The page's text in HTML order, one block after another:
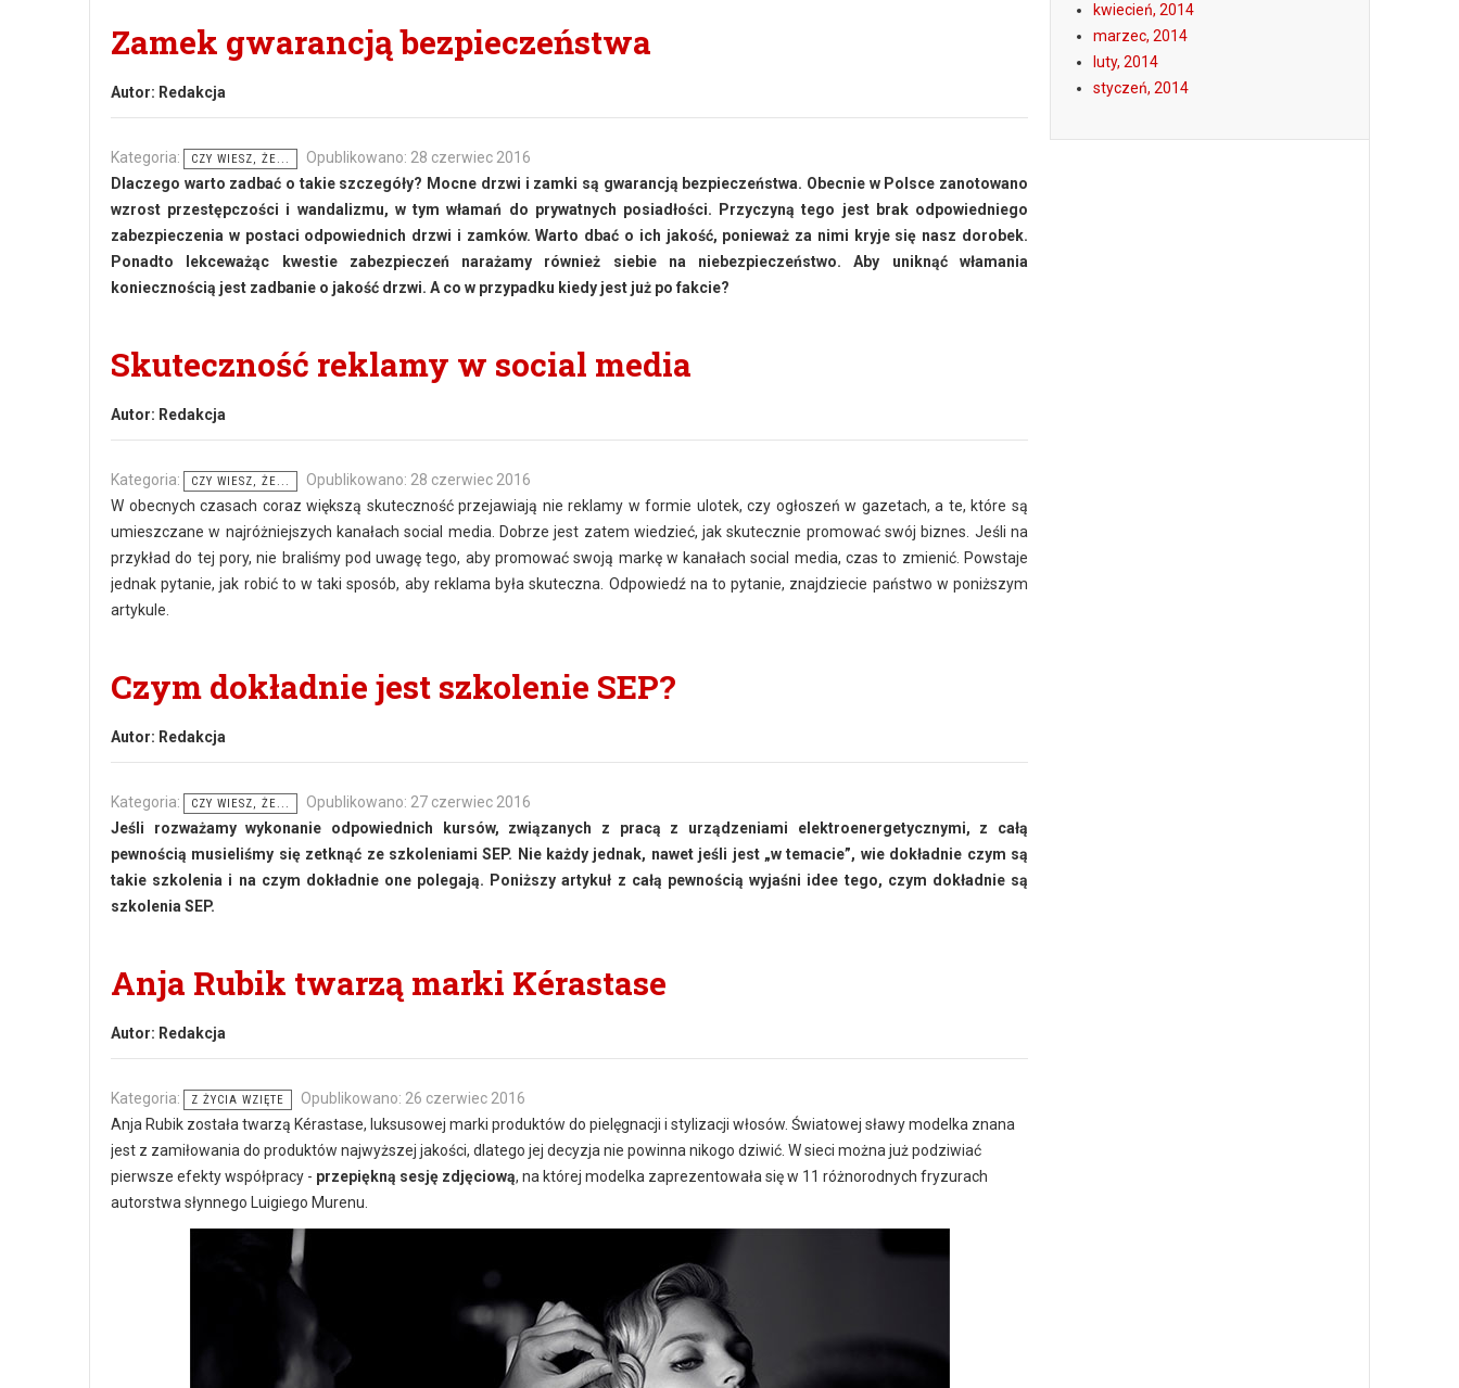
Zamek gwarancją bezpieczeństwa
Autor: Redakcja
Kategoria: CZY WIESZ, ŻE...
Opublikowano: 28 czerwiec 2016
Dlaczego warto zadbać o takie szczegóły? Mocne drzwi i zamki są gwarancją bezpieczeństwa. Obecnie w Polsce zanotowano
wzrost przestępczości i wandalizmu, w tym włamań do prywatnych posiadłości. Przyczyną tego jest brak odpowiedniego
zabezpieczenia w postaci odpowiednich drzwi i zamków. Warto dbać o ich jakość, ponieważ za nimi kryje się nasz dorobek.
Ponadto lekceważąc kwestie zabezpieczeń narażamy również siebie na niebezpieczeństwo. Aby uniknąć włamania
koniecznością jest zadbanie o jakość drzwi. A co w przypadku kiedy jest już po fakcie?
Skuteczność reklamy w social media
Autor: Redakcja
Kategoria: CZY WIESZ, ŻE...
Opublikowano: 28 czerwiec 2016
W obecnych czasach coraz większą skuteczność przejawiają nie reklamy w formie ulotek, czy ogłoszeń w gazetach, a te, które są
umieszczane w najróżniejszych kanałach social media. Dobrze jest zatem wiedzieć, jak skutecznie promować swój biznes. Jeśli na
przykład do tej pory, nie braliśmy pod uwagę tego, aby promować swoją markę w kanałach social media, czas to zmienić. Powstaje
jednak pytanie, jak robić to w taki sposób, aby reklama była skuteczna. Odpowiedź na to pytanie, znajdziecie państwo w poniższym
artykule.
Czym dokładnie jest szkolenie SEP?
Autor: Redakcja
Kategoria: CZY WIESZ, ŻE...
Opublikowano: 27 czerwiec 2016
Jeśli rozważamy wykonanie odpowiednich kursów, związanych z pracą z urządzeniami elektroenergetycznymi, z całą
pewnością musieliśmy się zetknąć ze szkoleniami SEP. Nie każdy jednak, nawet jeśli jest „w temacie”, wie dokładnie czym są
takie szkolenia i na czym dokładnie one polegają. Poniższy artykuł z całą pewnością wyjaśni idee tego, czym dokładnie są
szkolenia SEP.
Anja Rubik twarzą marki Kérastase
Autor: Redakcja
Kategoria: Z ŻYCIA WZIĘTE
Opublikowano: 26 czerwiec 2016
Anja Rubik została twarzą Kérastase, luksusowej marki produktów do pielęgnacji i stylizacji włosów. Światowej sławy modelka znana
jest z zamiłowania do produktów najwyższej jakości, dlatego jej decyzja nie powinna nikogo dziwić. W sieci można już podziwiać
pierwsze efekty współpracy - przepiękną sesję zdjęciową, na której modelka zaprezentowała się w 11 różnorodnych fryzurach
autorstwa słynnego Luigiego Murenu.
kwiecień, 2014
marzec, 2014
luty, 2014
styczeń, 2014